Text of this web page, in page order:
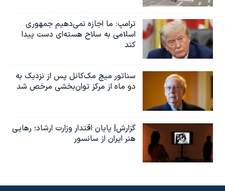
ترامپ: ما اجازه نمی‌دهیم جمهوری
اسلامی به سلاح هسته‌ای دست پیدا
کند
سناتور میچ مک‌کانل پس از نزدیک به
دو ماه از مرکز توان‌بخشی مرخص شد
گزارش| پایان اقتدار وزارت ارشاد؛ رهایی
هنر ایران از سانسور